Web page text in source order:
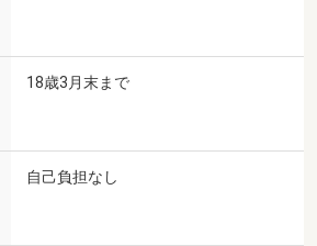
18歳3月末まで
自己負担なし